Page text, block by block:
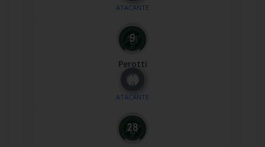
ATACANTE
Perotti
Nº
9
ATACANTE